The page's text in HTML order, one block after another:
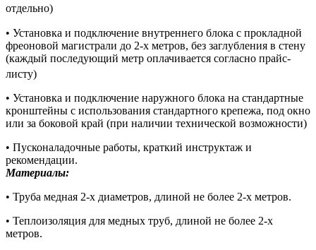
отдельно)
• Установка и подключение внутреннего блока с прокладной
фреоновой магистрали до 2-х метров, без заглубления в стену
(каждый последующий метр оплачивается согласно прайс-
листу)
• Установка и подключение наружного блока на стандартные
кронштейны с использования стандартного крепежа, под окно
или за боковой край (при наличии технической возможности)
• Пусконаладочные работы, краткий инструктаж и
рекомендации.
Материалы:
• Труба медная 2-х диаметров, длиной не более 2-х метров.
• Теплоизоляция для медных труб, длиной не более 2-х
метров.